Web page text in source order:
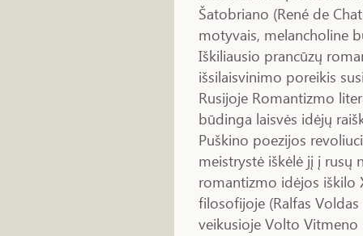
Šatobriano (René de
motyvais, melancholine
Iškiliausio prancūzų
išsilaisvinimo poreikis
Rusijoje Romantizmo
būdinga laisvės idėjų
Puškino poezijos
meistrystė iškėlė jį į rusų
romantizmo idėjos iškilo
filosofijoje (Ralfas
veikusioje Volto